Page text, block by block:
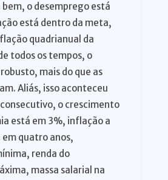
bem, o desemprego está
está dentro da meta,
quadrianual da
todos os tempos, o
mais do que as
Aliás, isso aconteceu
o crescimento
está em 3%, inflação a
quatro anos,
renda do
massa salarial na